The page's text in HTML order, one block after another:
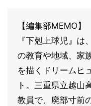
【編集部MEMO】
『下剋上球児』
の教育や地域、家
を描くドリームヒ
ト。三重県立越山
教員で、廃部寸前